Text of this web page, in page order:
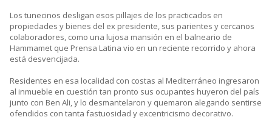
Los tunecinos desligan esos pillajes de los practicados en
propiedades y bienes del ex presidente, sus parientes y cercanos
colaboradores, como una lujosa mansión en el balneario de
Hammamet que Prensa Latina vio en un reciente recorrido y ahora
está desvencijada.
Residentes en esa localidad con costas al Mediterráneo ingresaron
al inmueble en cuestión tan pronto sus ocupantes huyeron del país
junto con Ben Ali, y lo desmantelaron y quemaron alegando sentirse
ofendidos con tanta fastuosidad y excentricismo decorativo.